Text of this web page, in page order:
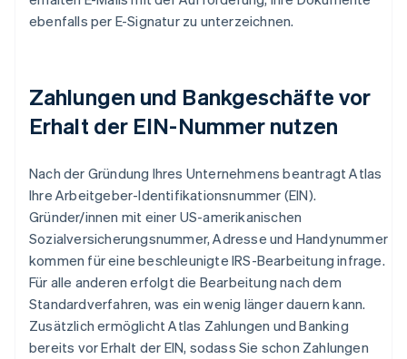
ebenfalls per E-Signatur zu unterzeichnen.
Zahlungen und Bankgeschäfte vor
Erhalt der EIN-Nummer nutzen
Nach der Gründung Ihres Unternehmens beantragt Atlas
Ihre Arbeitgeber-Identifikationsnummer (EIN).
Gründer/innen mit einer US-amerikanischen
Sozialversicherungsnummer, Adresse und Handynummer
kommen für eine beschleunigte IRS-Bearbeitung infrage.
Für alle anderen erfolgt die Bearbeitung nach dem
Standardverfahren, was ein wenig länger dauern kann.
Zusätzlich ermöglicht Atlas Zahlungen und Banking
bereits vor Erhalt der EIN, sodass Sie schon Zahlungen